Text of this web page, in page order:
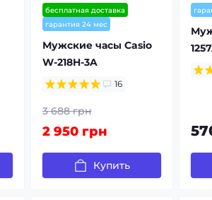
бесплатная доставка
гарантия 24 мес
Мужские часы Casio
W-218H-3A
16
3 688 грн
2 950 грн
Купить